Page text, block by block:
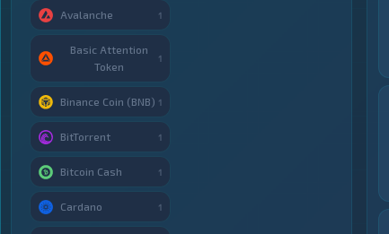
Avalanche 1
Basic Attention
Token
1
Binance Coin (BNB) 1
BitTorrent 1
Bitcoin Cash 1
Cardano 1